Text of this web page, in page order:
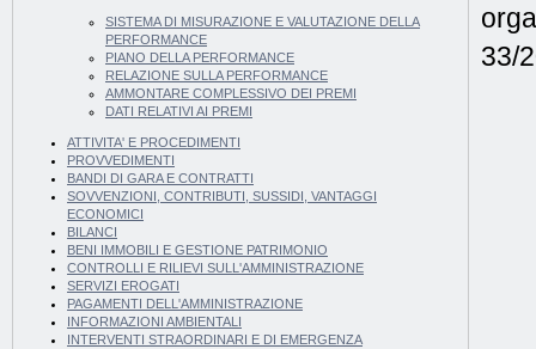
SISTEMA DI MISURAZIONE E VALUTAZIONE DELLA
PERFORMANCE
PIANO DELLA PERFORMANCE
RELAZIONE SULLA PERFORMANCE
AMMONTARE COMPLESSIVO DEI PREMI
DATI RELATIVI AI PREMI
ATTIVITA' E PROCEDIMENTI
PROVVEDIMENTI
BANDI DI GARA E CONTRATTI
SOVVENZIONI, CONTRIBUTI, SUSSIDI, VANTAGGI
ECONOMICI
BILANCI
BENI IMMOBILI E GESTIONE PATRIMONIO
CONTROLLI E RILIEVI SULL'AMMINISTRAZIONE
SERVIZI EROGATI
PAGAMENTI DELL'AMMINISTRAZIONE
INFORMAZIONI AMBIENTALI
INTERVENTI STRAORDINARI E DI EMERGENZA
33/